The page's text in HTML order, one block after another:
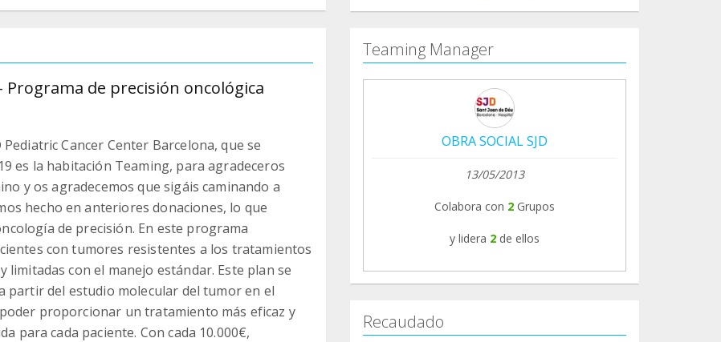
Programa de precisión oncológica
Cancer Center Barcelona, que se
es la habitación Teaming, para agradeceros
y os agradecemos que sigáis caminando a
hecho en anteriores donaciones, lo que
de precisión. En este programa
con tumores resistentes a los tratamientos
con el manejo estándar. Este plan se
partir del estudio molecular del tumor en el
proporcionar un tratamiento más eficaz y
para cada paciente. Con cada 10.000€,
Teaming Manager
OBRA SOCIAL SJD
13/05/2013
Colabora con 2 Grupos
y lidera 2 de ellos
Recaudado